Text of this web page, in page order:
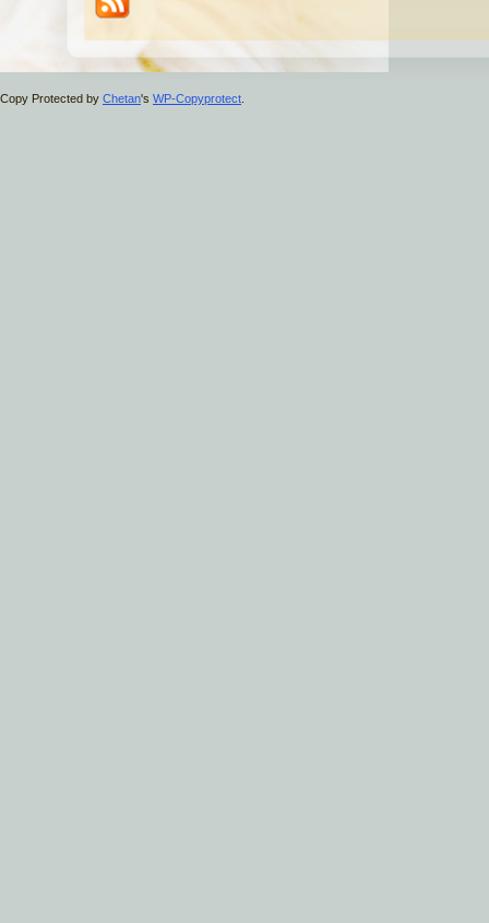
Copy Protected by Chetan's WP-Copyprotect